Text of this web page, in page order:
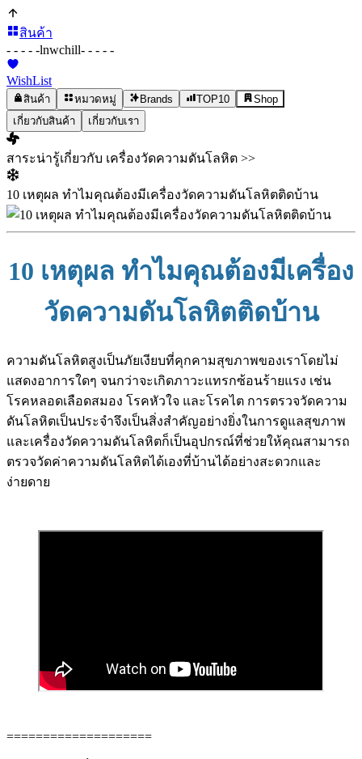
สินค้า
- - - - -lnwchill- - - - -
WishList
สินค้า หมวดหมู่ Brands TOP10
Shop
เกี่ยวกับสินค้า
เกี่ยวกับเรา
สาระน่ารู้เกี่ยวกับ เครื่องวัดความดันโลหิต >>
10 เหตุผล ทำไมคุณต้องมีเครื่องวัดความดันโลหิตติดบ้าน
10 เหตุผล ทำไมคุณต้องมีเครื่อง
วัดความดันโลหิตติดบ้าน
ความดันโลหิตสูงเป็นภัยเงียบที่คุกคามสุขภาพของเราโดยไม่
แสดงอาการใดๆ จนกว่าจะเกิดภาวะแทรกซ้อนร้ายแรง เช่น
โรคหลอดเลือดสมอง โรคหัวใจ และโรคไต การตรวจวัดความ
ดันโลหิตเป็นประจำจึงเป็นสิ่งสำคัญอย่างยิ่งในการดูแลสุขภาพ
และเครื่องวัดความดันโลหิตก็เป็นอุปกรณ์ที่ช่วยให้คุณสามารถ
ตรวจวัดค่าความดันโลหิตได้เองที่บ้านได้อย่างสะดวกและ
ง่ายดาย
====================